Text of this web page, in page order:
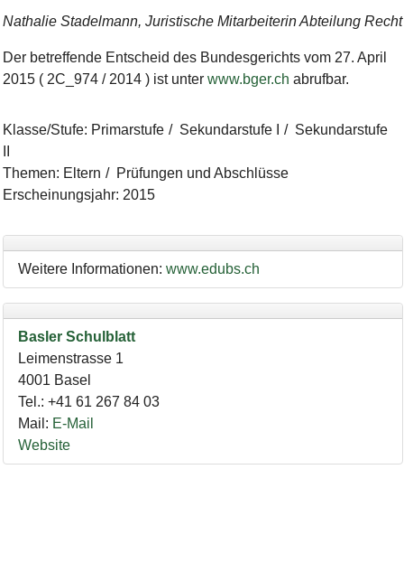
Nathalie Stadelmann, Juristische Mitarbeiterin Abteilung Recht
Der betreffende Entscheid des Bundesgerichts vom 27. April
2015 ( 2C_974 / 2014 ) ist unter www.bger.ch abrufbar.
Klasse/Stufe: Primarstufe Sekundarstufe I
Sekundarstufe
Themen: Eltern
Prüfungen und Abschlüsse
Erscheinungsjahr: 2015
Weitere Informationen: www.edubs.ch
Basler Schulblatt
Leimenstrasse 1
4001 Basel
Tel.: +41 61 267 84 03
Mail : E-Mail
Website